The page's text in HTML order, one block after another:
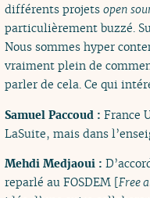
différents projets open
particulièrement buzzé.
Nous sommes hyper
vraiment plein de
parler de cela. Ce qui
Samuel Paccoud : France
LaSuite, mais dans
Mehdi Medjaoui :
reparlé au FOSDEM [Free